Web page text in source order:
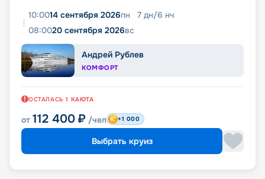
10:0014 сентября 2026пн 7 дн/6 нч
08:0020 сентября 2026вс
Андрей Рублев
КОМФОРТ
ОСТАЛАСЬ 1 КАЮТА
от 112 400 ₽ /чел +1 000
Выбрать круиз